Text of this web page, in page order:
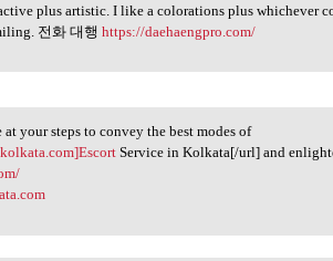
plus artistic. I like a colorations plus whichever
전화 대행https://daehaengpro.com/
there
your steps to convey the best modes of
Service in Kolkata[/url] and